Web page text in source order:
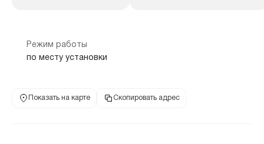
Режим работы
по месту установки
Показать на карте Скопировать адрес